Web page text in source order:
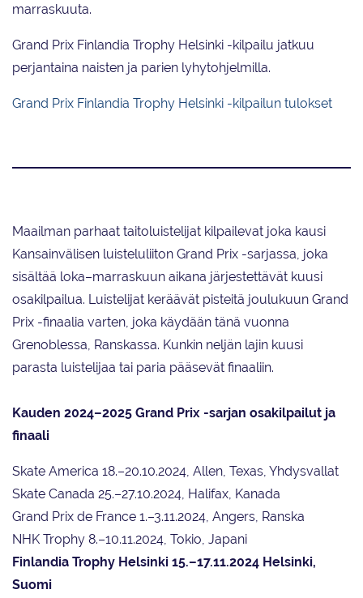
marraskuuta.
Grand Prix Finlandia Trophy Helsinki -kilpailu jatkuu
perjantaina naisten ja parien lyhytohjelmilla.
Grand Prix Finlandia Trophy Helsinki -kilpailun tulokset
Maailman parhaat taitoluistelijat kilpailevat joka kausi
Kansainvälisen luisteluliiton Grand Prix -sarjassa, joka
sisältää loka–marraskuun aikana järjestettävät kuusi
osakilpailua. Luistelijat keräävät pisteitä joulukuun Grand
Prix -finaalia varten, joka käydään tänä vuonna
Grenoblessa, Ranskassa. Kunkin neljän lajin kuusi
parasta luistelijaa tai paria pääsevät finaaliin.
Kauden 2024–2025 Grand Prix -sarjan osakilpailut ja
finaali
Skate America 18.–20.10.2024, Allen, Texas, Yhdysvallat
Skate Canada 25.–27.10.2024, Halifax, Kanada
Grand Prix de France 1.–3.11.2024, Angers, Ranska
NHK Trophy 8.–10.11.2024, Tokio, Japani
Finlandia Trophy Helsinki 15.–17.11.2024 Helsinki,
Suomi